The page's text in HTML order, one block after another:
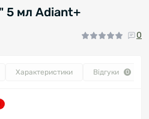
5 мл Adiant+
0
Характеристики Відгуки 0